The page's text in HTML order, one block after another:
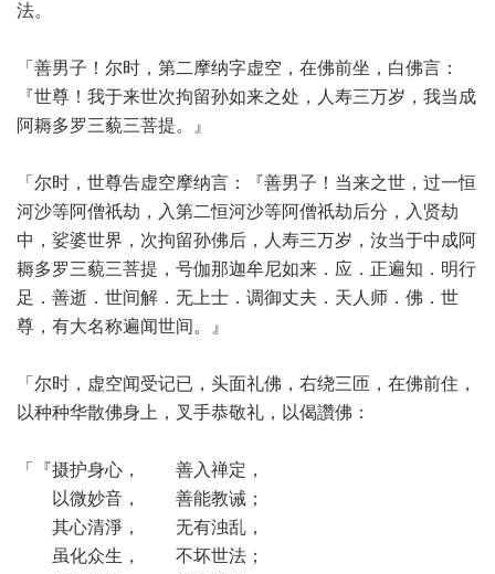
法。
「善男子！尔时，第二摩纳字虚空，在佛前坐，白佛言：
『世尊！我于来世次拘留孙如来之处，人寿三万岁，我当成
阿耨多罗三藐三菩提。』
「尔时，世尊告虚空摩纳言：『善男子！当来之世，过一恒
河沙等阿僧祇劫，入第二恒河沙等阿僧祇劫后分，入贤劫
中，娑婆世界，次拘留孙佛后，人寿三万岁，汝当于中成阿
耨多罗三藐三菩提，号伽那迦牟尼如来．应．正遍知．明行
足．善逝．世间解．无上士．调御丈夫．天人师．佛．世
尊，有大名称遍闻世间。』
「尔时，虚空闻受记已，头面礼佛，右绕三匝，在佛前住，
以种种华散佛身上，叉手恭敬礼，以偈讚佛：
「『摄护身心， 善入禅定，
以微妙音， 善能教诫；
其心清淨， 无有浊乱，
虽化众生， 不坏世法；